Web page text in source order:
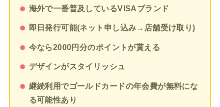
海外で一番普及しているVISAブランド
即日発行可能(ネット申し込み→店舗受け取り)
今なら2000円分のポイントが貰える
デザインがスタイリッシュ
継続利用でゴールドカードの年会費が無料にな
る可能性あり